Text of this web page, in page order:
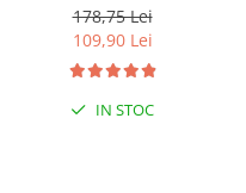
178,75 Lei
109,90 Lei
IN STOC